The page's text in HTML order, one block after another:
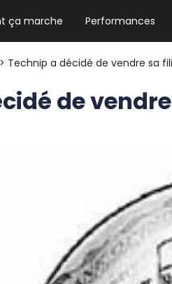
ça marche Performances
NEWSLETTER
Les news crypto
> Technip a décidé de vendre sa
de